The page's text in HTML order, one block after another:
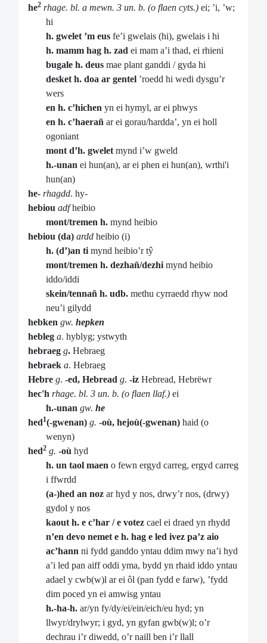
he2 rhage. bl. a mewn. 3 un. b. (o flaen cyts.) ei; ’i, ’w;
hi
h. gwelet ’m eus fe’i gwelais (hi), gwelais i hi
h. mamm hag h. zad ei mam a’i thad, ei rhieni
bugale h. deus mae plant ganddi / gyda hi
desket h. doa ar gentel ’roedd hi wedi dysgu’r
wers
en h. c’hichen yn ei hymyl, ar ei phwys
en h. c’haerañ ar ei gorau/hardda’, yn ei holl
ogoniant
mont d’h. gwelet mynd i’w gweld
h.-unan ei hun(an), ar ei phen ei hun(an), wrthi'i
hun(an)
he- rhagdd. hy-
hebiou adfheibio
mont/tremen h. mynd heibio
hebiou (da) ardd heibio (i)
h. (d’)an ti mynd heibio’r tŷ
mont/tremen h. dezhañ/dezhi mynd heibio
iddo/iddi
skein/tennañ h. udb. methu cyrraedd rhyw nod
neu’i gilydd
hebken gw. hepken
hebleg a. hyblyg; ystwyth
hebraeg g. Hebraeg
hebraek a. Hebraeg
Hebre g. -ed, Hebread g. -iz Hebread, Hebrëwr
hec'h rhage. bl. 3 un. b. (o flaen llaf.) ei
h.-unan gw. he
hed1(-gwenan) g. -où, hejoù(-gwenan) haid (o
wenyn)
hed2 g. -où hyd
h. un taol maen o fewn ergyd carreg, ergyd carreg
i ffwrdd
(a-)hed an noz ar hyd y nos, drwy’r nos, (drwy)
gydol y nos
kaout h. e c’har / e votez cael ei draed yn rhydd
n’en devo nemet e h. hag e led ivez pa’z aio
ac’hann ni fydd ganddo yntau ddim mwy na’i hyd
a’i led pan aiff oddi yma, bydd yn rhaid iddo yntau
adael y cwb(w)l ar ei ôl (pan fydd e farw), ’fydd
dim poced yn ei amwisg yntau
h.-ha-h. ar/yn fy/dy/ei/ein/eich/eu hyd; yn
llwyr/drylwyr; i gyd, yn gyfan gwb(w)l; o’r
dechrau i’r diwedd, o’r naill ben i’r llall